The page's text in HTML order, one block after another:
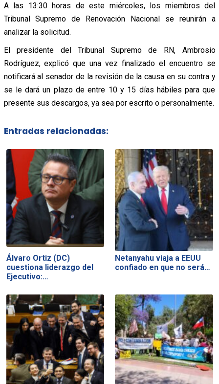
A las 13:30 horas de este miércoles, los miembros del
Tribunal Supremo de Renovación Nacional se reunirán a
analizar la solicitud.
El presidente del Tribunal Supremo de RN, Ambrosio
Rodríguez, explicó que una vez finalizado el encuentro se
notificará al senador de la revisión de la causa en su contra y
se le dará un plazo de entre 10 y 15 días hábiles para que
presente sus descargos, ya sea por escrito o personalmente.
Entradas relacionadas:
Álvaro Ortiz (DC)
cuestiona liderazgo del
Ejecutivo:…
Netanyahu viaja a EEUU
confiado en que no será…